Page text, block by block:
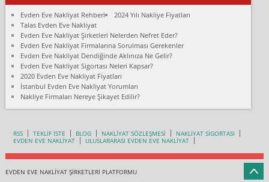
olduk. Asansörlü dediler sonra uraya asansör kurulmaz dediler
fark istediler. ortada asa...
Nimet:
Ben 2021 Ağustos ilk haftası Evimi taşıdım yani İstanbul'un bir
Mahallesi'nden bir başka Mahallesi'ne yani Ümraniye bölgesinde
oturuyorum önceleri ara...
Nimet Köse:
Merhaba ben 2021 Ağustos ilk haftası evimi Ümraniye'den Çok
Hancıoğlu naklyatla taşındım...
Karabükden İzmir'e Karabük kardem naklyat la taşındım bir çok
esyam kaybolmuş.aradigimda çok ilgilenilmedi evi aramanı
Evden Eve Nakliyat Rehberi
2024 Yılı Nakliye Fiyatları
Talas Evden Eve Nakliyat
Evden Eve Nakliyat Şirketleri Nelerden Nefret Eder?
Evden Eve Nakliyat Firmalarına Sorulması Gerekenler
Evden Eve Nakliyat Dendiğinde Aklınıza Ne Gelir?
Evden Eve Nakliyat Sigortası Neleri Kapsar?
2020 Evden Eve Nakliyat Fiyatları
İstanbul Evden Eve Nakliyat Yorumları
Nakliye Firmaları Nereye Şikayet Edilir?
RSS TEKLİF İSTE BLOG NAKLİYAT SÖZLEŞMESİ
NAKLİYAT SİGORTASI
EVDEN EVE NAKLİYAT
ULUSLARARASI EVDEN EVE NAKLİYAT
EVDEN EVE NAKLİYAT ŞİRKETLERİ PLATFORMU